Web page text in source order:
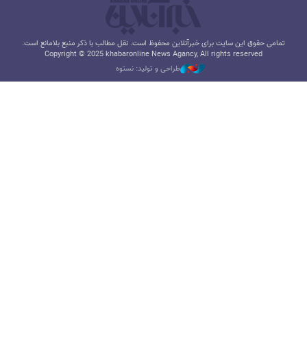
تمامی حقوق این سایت برای خبرآنلاین محفوظ است. نقل مطالب با ذکر منبع بلامانع است.
Copyright © 2025 khabaronline News Agancy, All rights reserved
طراحی و تولید: نستوه